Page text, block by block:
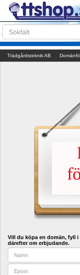
Trädgårdsteknik AB
Vill du köpa en domän, fyll
därefter om erbjudande.